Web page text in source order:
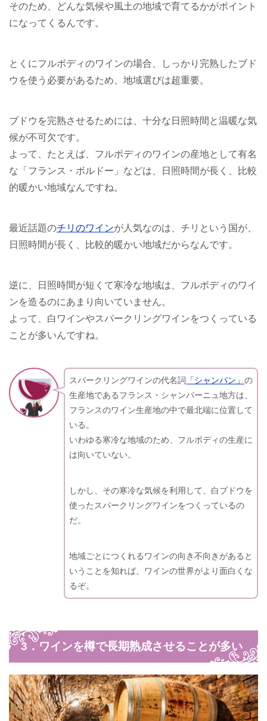
そのため、どんな気候や風土の地域で育てるかがポイント
になってくるんです。
とくにフルボディのワインの場合、しっかり完熟したブド
ウを使う必要があるため、地域選びは超重要。
ブドウを完熟させるためには、十分な日照時間と温暖な気
候が不可欠です。
よって、たとえば、フルボディのワインの産地として有名
な「フランス・ボルドー」などは、日照時間が長く、比較
的暖かい地域なんですね。
最近話題のチリのワインが人気なのは、チリという国が、
日照時間が長く、比較的暖かい地域だからなんです。
逆に、日照時間が短くて寒冷な地域は、フルボディのワイ
ンを造るのにあまり向いていません。
よって、白ワインやスパークリングワインをつくっている
ことが多いんですね。
スパークリングワインの代名詞 「シャンパン」 の
生産地であるフランス・シャンパーニュ地方は、
フランスのワイン生産地の中で最北端に位置して
いる。
いわゆる寒冷な地域のため、フルボディの生産に
は向いていない。
しかし、その寒冷な気候を利用して、白ブドウを
使ったスパークリングワインをつくっているの
だ。
地域ごとにつくれるワインの向き不向きがあると
いうことを知れば、ワインの世界がより面白くな
るぞ。
3．ワインを樽で長期熟成させることが多い